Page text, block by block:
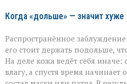
Когда «дольше» — значит хуже
Распространённое
его стоит держать подольше,
На деле кожа ведёт себя иначе:
влагу, а спустя время начинает